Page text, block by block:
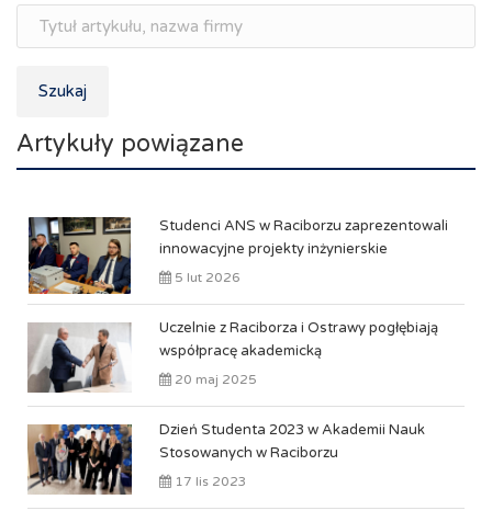
Szukaj
Artykuły powiązane
Studenci ANS w Raciborzu zaprezentowali
innowacyjne projekty inżynierskie
5 lut 2026
Uczelnie z Raciborza i Ostrawy pogłębiają
współpracę akademicką
20 maj 2025
Dzień Studenta 2023 w Akademii Nauk
Stosowanych w Raciborzu
17 lis 2023